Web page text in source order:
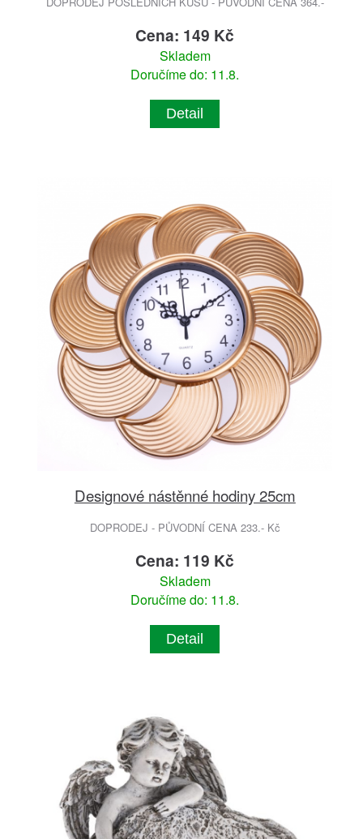
Cena: 149 Kč
Skladem
Doručíme do: 11.8.
Detail
Designové nástěnné hodiny 25cm
DOPRODEJ - PŮVODNÍ CENA 233.- Kč
Cena: 119 Kč
Skladem
Doručíme do: 11.8.
Detail